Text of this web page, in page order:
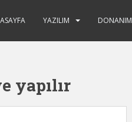
YAZILIM DONANIM
yapılır